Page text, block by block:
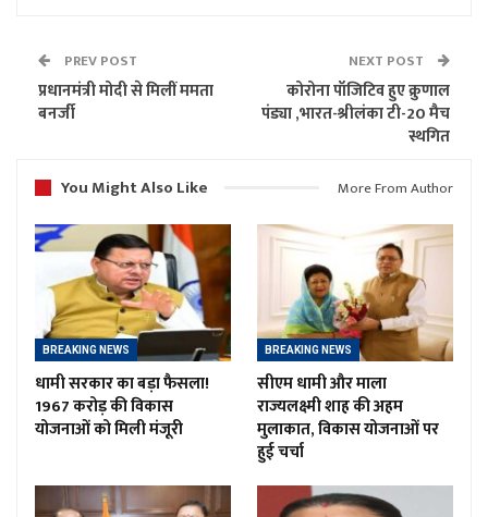
PREV POST
प्रधानमंत्री मोदी से मिलीं ममता
बनर्जी
NEXT POST
कोरोना पॉजिटिव हुए क्रुणाल
पंड्या ,भारत-श्रीलंका टी-20 मैच
स्थगित
You Might Also Like
More From Author
BREAKING NEWS
धामी सरकार का बड़ा फैसला!
1967 करोड़ की विकास
योजनाओं को मिली मंजूरी
BREAKING NEWS
सीएम धामी और माला
राज्यलक्ष्मी शाह की अहम
मुलाकात, विकास योजनाओं पर
हुई चर्चा